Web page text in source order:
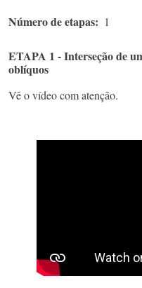
Número de etapas 1
ETAPA 1 - Interseção de
oblíquos
Vê o vídeo com atenção.